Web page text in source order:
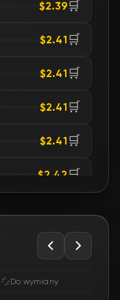
$2.39🛒
$2.41 🛒
$2.41 🛒
$2.41 🛒
$2.41 🛒
$2.42 🛒
$2.42 🛒
Do wymiany